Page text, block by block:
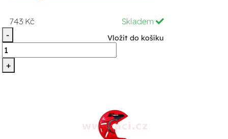
743 Kč
Skladem
-
+
Vložit do košíku